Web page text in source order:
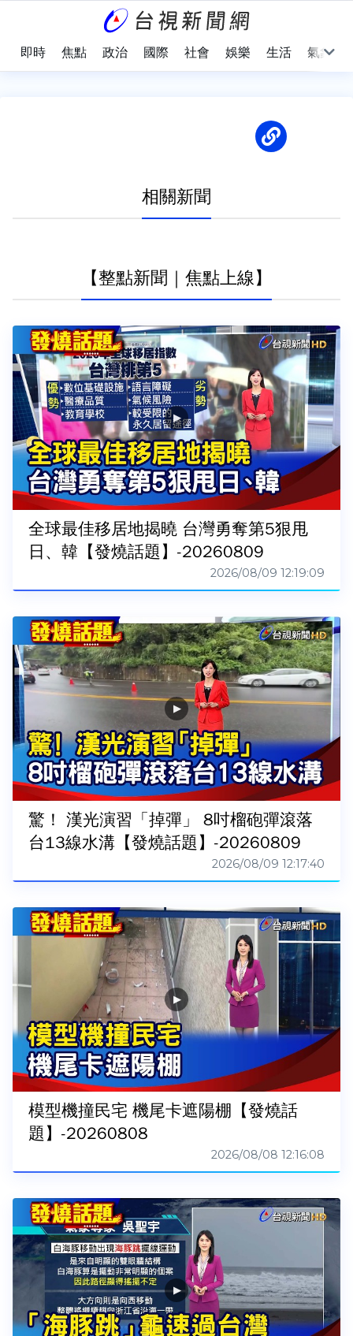
即時 焦點 政治 國際 社會 娛樂 生活 氣象
相關新聞
【整點新聞｜焦點上線】
全球最佳移居地揭曉 台灣勇奪第5狠甩
日、韓【發燒話題】-20260809
2026/08/09 12:19:09
驚！ 漢光演習「掉彈」 8吋榴砲彈滾落
台13線水溝【發燒話題】-20260809
2026/08/09 12:17:40
模型機撞民宅 機尾卡遮陽棚【發燒話
題】-20260808
2026/08/08 12:16:08